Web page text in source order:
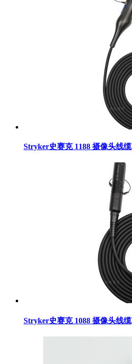
Stryker史赛克 1188 摄像头线缆
Stryker史赛克 1088 摄像头线缆